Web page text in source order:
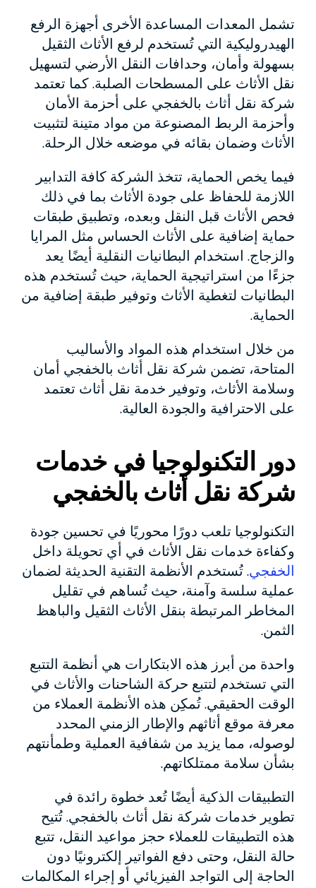
تشمل المعدات المساعدة الأخرى أجهزة الرفع
الهيدروليكية التي تُستخدم لرفع الأثاث الثقيل
بسهولة وأمان، وحدافات النقل الأرضي لتسهيل
نقل الأثاث على المسطحات الصلبة. كما تعتمد
شركة نقل أثاث بالخفجي على أحزمة الأمان
وأحزمة الربط المصنوعة من مواد متينة لتثبيت
الأثاث وضمان بقائه في موضعه خلال الرحلة.
فيما يخص الحماية، تتخذ الشركة كافة التدابير
اللازمة للحفاظ على جودة الأثاث بما في ذلك
فحص الأثاث قبل النقل وبعده، وتطبيق طبقات
حماية إضافية على الأثاث الحساس مثل المرايا
والزجاج. استخدام البطانيات النقلية أيضًا يعد
جزءًا من استراتيجية الحماية، حيث تُستخدم هذه
البطانيات لتغطية الأثاث وتوفير طبقة إضافية من
الحماية.
من خلال استخدام هذه المواد والأساليب
المتاحة، تضمن شركة نقل أثاث بالخفجي أمان
وسلامة الأثاث، وتوفير خدمة نقل أثاث تعتمد
على الاحترافية والجودة العالية.
دور التكنولوجيا في خدمات
شركة نقل أثاث بالخفجي
التكنولوجيا تلعب دورًا محوريًا في تحسين جودة
وكفاءة خدمات نقل الأثاث في أي تحويلة داخل
الخفجي. تُستخدم الأنظمة التقنية الحديثة لضمان
عملية سلسة وآمنة، حيث تُساهم في تقليل
المخاطر المرتبطة بنقل الأثاث الثقيل والباهظ
الثمن.
واحدة من أبرز هذه الابتكارات هي أنظمة التتبع
التي تستخدم لتتبع حركة الشاحنات والأثاث في
الوقت الحقيقي. تُمكِن هذه الأنظمة العملاء من
معرفة موقع أثاثهم والإطار الزمني المحدد
لوصوله، مما يزيد من شفافية العملية وطمأنتهم
بشأن سلامة ممتلكاتهم.
التطبيقات الذكية أيضًا تُعد خطوة رائدة في
تطوير خدمات شركة نقل أثاث بالخفجي. تُتيح
هذه التطبيقات للعملاء حجز مواعيد النقل، تتبع
حالة النقل، وحتى دفع الفواتير إلكترونيًا دون
الحاجة إلى التواجد الفيزيائي أو إجراء المكالمات